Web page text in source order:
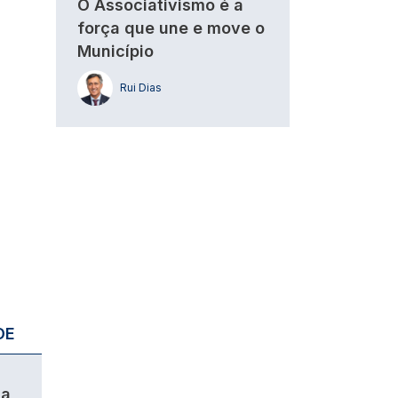
O Associativismo é a
força que une e move o
Município
Rui Dias